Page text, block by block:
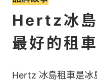
Hertz冰島
最好的租
Hertz 冰島租車是冰